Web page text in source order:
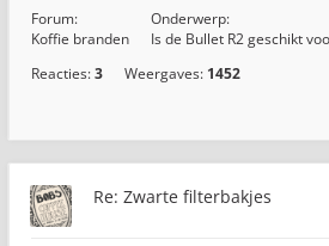
Forum:
Koffie branden
Onderwerp:
Is de Bullet R2 geschikt
Reacties:3 Weergaves: 1452
Re: Zwarte filterbakjes